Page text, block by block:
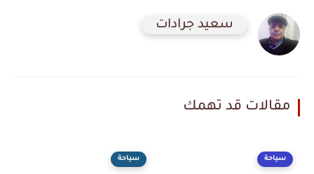
سعيد جرادات
مقالات قد تهمك
سياحة سياحة